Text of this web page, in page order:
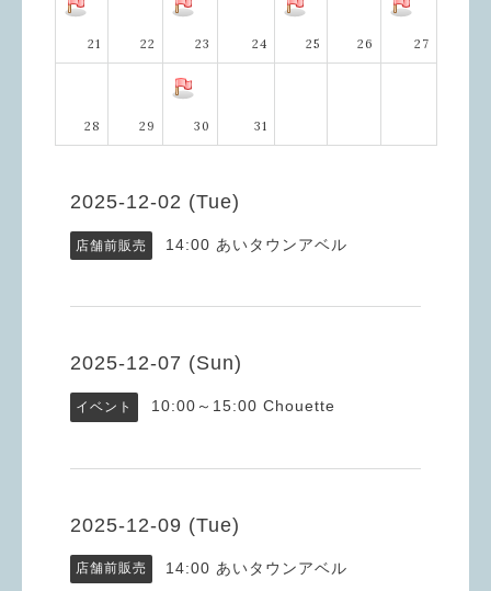
21 22 23 24 25 26 27
28 29 30 31
2025-12-02 (Tue)
店舗前販売 14:00 あいタウンアベル
2025-12-07 (Sun)
イベント 10:00～15:00 Chouette
2025-12-09 (Tue)
店舗前販売 14:00 あいタウンアベル